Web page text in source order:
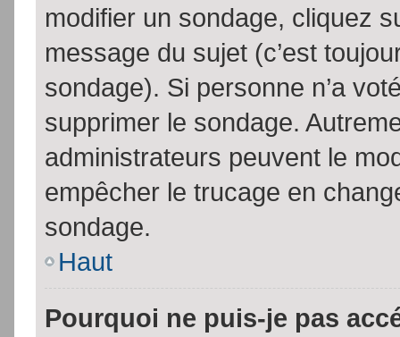
modifier un sondage, cliquez
message du sujet (c’est
sondage). Si personne n’a
supprimer le sondage.
administrateurs peuvent le
empêcher le trucage en
sondage.
Haut
Pourquoi ne puis-je pas